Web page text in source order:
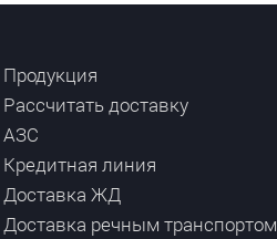
Продукция
Рассчитать доставку
АЗС
Кредитная линия
Доставка ЖД
Доставка речным транспортом